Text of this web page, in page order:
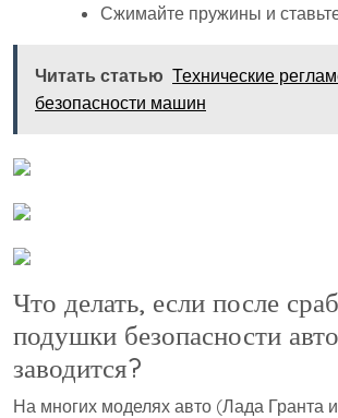
Сжимайте пружины и
Читать статью Технические
безопасности машин
Что делать, если после
подушки безопасности
заводится?
На многих моделях авто (Лада Гранта